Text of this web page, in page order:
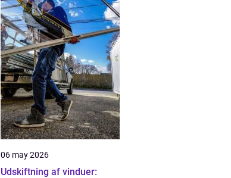
06 may 2026
Udskiftning af vinduer: